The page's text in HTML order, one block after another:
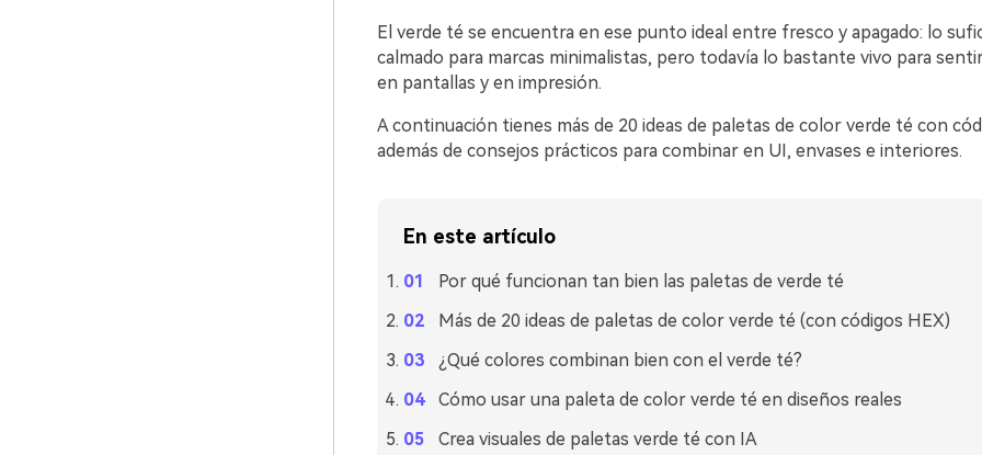
El verde té se encuentra en ese punto ideal entre fresco y apagado: lo
calmado para marcas minimalistas, pero todavía lo bastante vivo para
en pantallas y en impresión.
A continuación tienes más de 20 ideas de paletas de color verde té con
además de consejos prácticos para combinar en UI, envases e interiores.
En este artículo
Por qué funcionan tan bien las paletas de verde té
Más de 20 ideas de paletas de color verde té (con códigos HEX)
¿Qué colores combinan bien con el verde té?
Cómo usar una paleta de color verde té en diseños reales
Crea visuales de paletas verde té con IA